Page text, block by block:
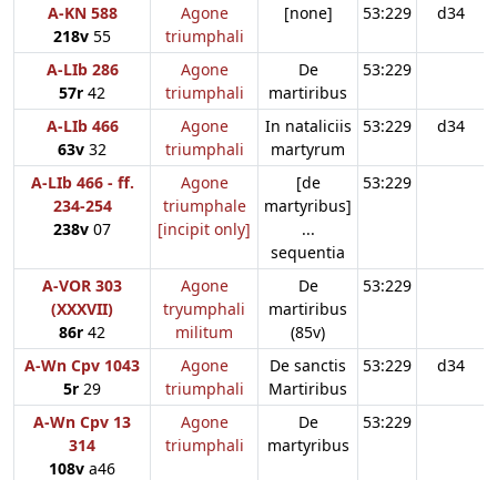
A-KN 588
218v 55
Agone
triumphali
[none] 53:229 d34
A-LIb 286
57r 42
Agone
triumphali
De
martiribus
53:229
A-LIb 466
63v 32
Agone
triumphali
In nataliciis
martyrum
53:229 d34
A-LIb 466 - ff.
234-254
238v 07
Agone
triumphale
[incipit only]
[de
martyribus]
...
sequentia
53:229
A-VOR 303
(XXXVII)
86r 42
Agone
tryumphali
militum
De
martiribus
(85v)
53:229
A-Wn Cpv 1043
5r 29
Agone
triumphali
De sanctis
Martiribus
53:229 d34
A-Wn Cpv 13
314
108v a46
Agone
triumphali
De
martyribus
53:229